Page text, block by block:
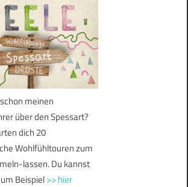
meinen
über den Spessart?
dich 20
Wohlfühltouren zum
lassen. Du kannst
Beispiel>> hier